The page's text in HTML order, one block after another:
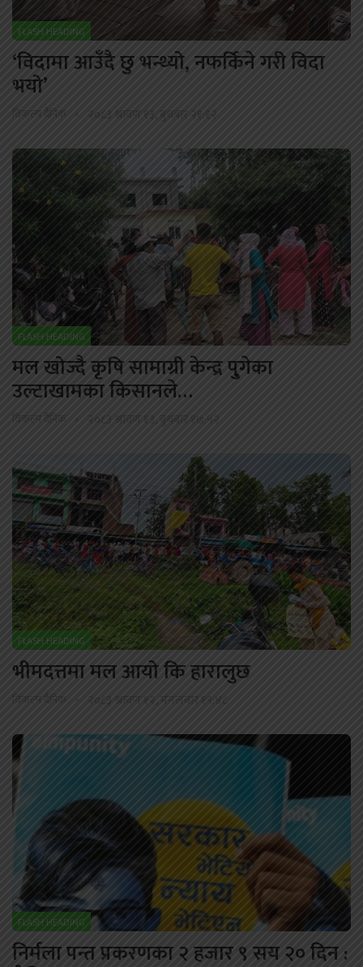
FLASH HEADING
‘विदामा आउँदै छु भन्थ्यो, नफर्किने गरी विदा
भयो’
विकल्प दैनिक २०८३ श्रावण १३, बुधबार २१:१२
FLASH HEADING
मल खोज्दै कृषि सामाग्री केन्द्र पु्गेका
उल्टाखामका किसानले…
विकल्प दैनिक २०८३ श्रावण १३, बुधबार १७:५२
FLASH HEADING
भीमदत्तमा मल आयो कि हारालुछ
विकल्प दैनिक २०८३ श्रावण १२, मंगलवार १९:४८
FLASH HEADING
निर्मला पन्त प्रकरणका २ हजार ९ सय २० दिन :